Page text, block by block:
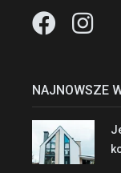
NAJNOWSZE